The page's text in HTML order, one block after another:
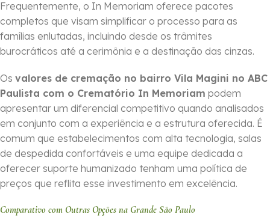
Frequentemente, o In Memoriam oferece pacotes
completos que visam simplificar o processo para as
famílias enlutadas, incluindo desde os trâmites
burocráticos até a cerimônia e a destinação das cinzas.
Os valores de cremação no bairro Vila Magini no ABC
Paulista com o Crematório In Memoriam podem
apresentar um diferencial competitivo quando analisados
em conjunto com a experiência e a estrutura oferecida. É
comum que estabelecimentos com alta tecnologia, salas
de despedida confortáveis e uma equipe dedicada a
oferecer suporte humanizado tenham uma política de
preços que reflita esse investimento em excelência.
Comparativo com Outras Opções na Grande São Paulo